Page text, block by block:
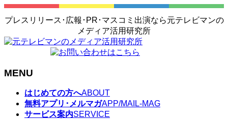
プレスリリース･広報･PR･マスコミ出演なら元テレビマンの
メディア活用研究所
MENU
はじめての方へABOUT
無料アプリ･メルマガAPP/MAIL-MAG
サービス案内SERVICE